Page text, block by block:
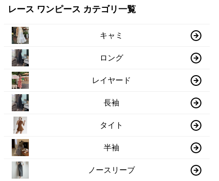
レース ワンピース カテゴリ一覧
キャミ
ロング
レイヤード
長袖
タイト
半袖
ノースリーブ